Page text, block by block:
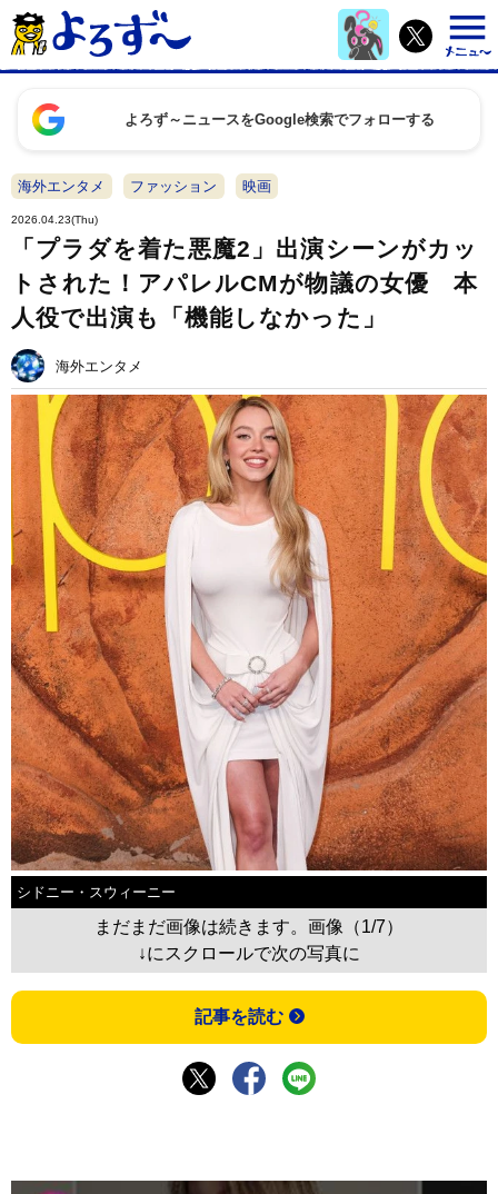
よろず～ニュースをGoogle検索でフォローする
海外エンタメ ファッション 映画
2026.04.23(Thu)
「プラダを着た悪魔2」出演シーンがカッ
トされた！アパレルCMが物議の女優 本
人役で出演も「機能しなかった」
海外エンタメ
シドニー・スウィーニー
まだまだ画像は続きます。画像（1/7）
↓にスクロールで次の写真に
記事を読む